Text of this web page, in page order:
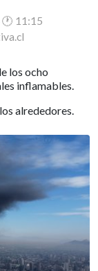
11:15
los ocho
inflamables.
alrededores.